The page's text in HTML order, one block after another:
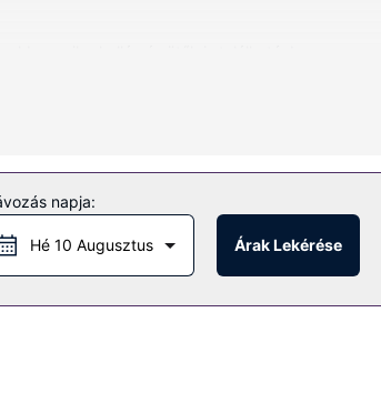
szolgálja. A(z) privát fürdőszoba (kizárólag
és concierge szolgálat. A hotel
menü is szerepel hotel területén. Inkább a
rendelésre főtt reggeli reggelit szolgálnak fel
napja:
Hé 10 Augusztus Árak Lekérése